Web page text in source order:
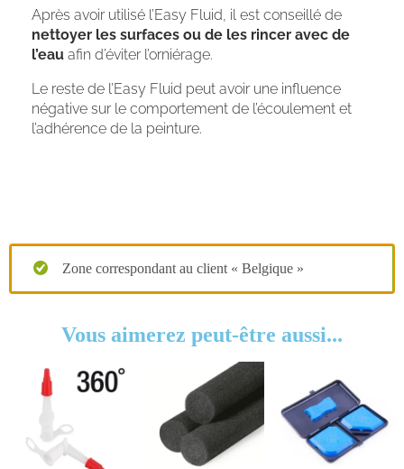
Après avoir utilisé l’Easy Fluid, il est conseillé de
nettoyer les surfaces ou de les rincer avec de
l’eau afin d’éviter l’orniérage.
Le reste de l’Easy Fluid peut avoir une influence
négative sur le comportement de l’écoulement et
l’adhérence de la peinture.
Zone correspondant au client « Belgique »
Vous aimerez peut-être aussi...